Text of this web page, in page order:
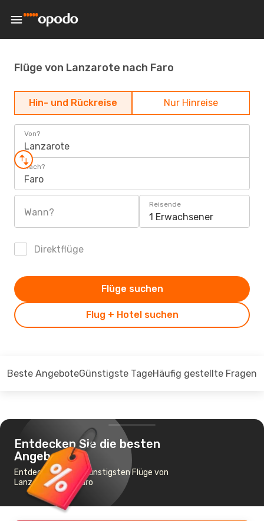
Flüge von Lanzarote nach Faro
Hin- und Rückreise Nur Hinreise
Von?
Lanzarote
Nach?
Faro
Wann?
Reisende
1 Erwachsener
Direktflüge
Flug + Hotel suchen
Flüge suchen
Beste AngeboteGünstigste TageHäufig gestellte Fragen
Entdecken Sie die besten
Angebote
Entdecken Sie die günstigsten Flüge von
Lanzarote nach Faro